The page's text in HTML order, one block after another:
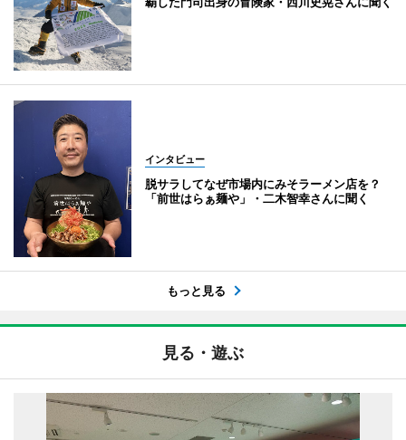
インタビュー
脱サラしてなぜ市場内にみそラーメン店を？
「前世はらぁ麺や」・二木智幸さんに聞く
もっと見る
見る・遊ぶ